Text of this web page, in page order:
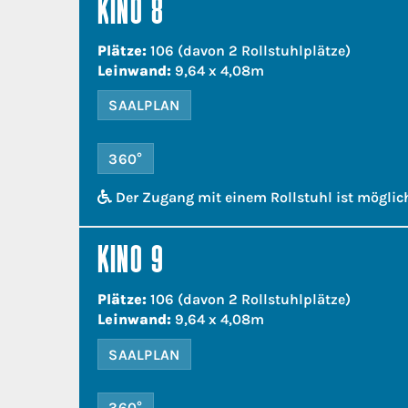
KINO 8
Plätze: 106 (davon 2 Rollstuhlplätze)
Leinwand: 9,64 x 4,08m
SAALPLAN
360°
Der Zugang mit einem Rollstuhl ist
KINO 9
Plätze: 106 (davon 2 Rollstuhlplätze)
Leinwand: 9,64 x 4,08m
SAALPLAN